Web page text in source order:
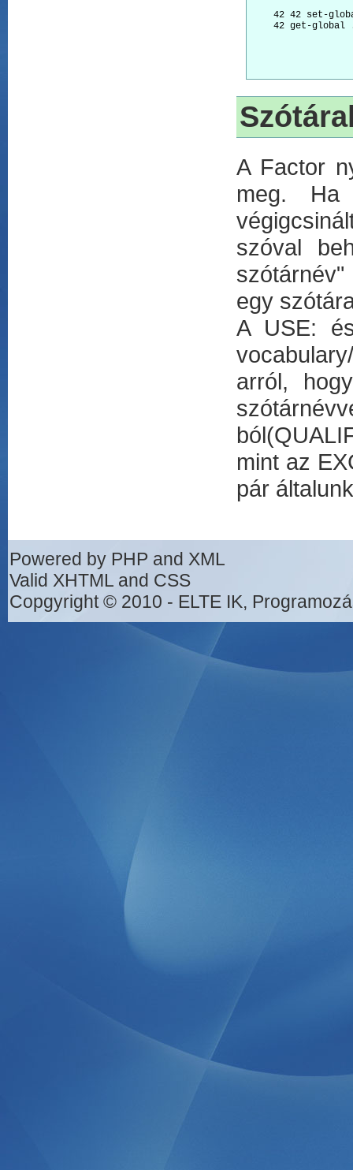
42 42 set-
42 get-global
A Factor
meg. Ha
szóval
egy
A USE:
arról,
mint az
pár
Powered by PHP and XML
Valid XHTML and CSS
Copgyright © 2010 - ELTE IK,